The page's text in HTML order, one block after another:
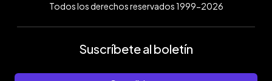
Todos los derechos reservados 1999-2026
Suscríbete al boletín